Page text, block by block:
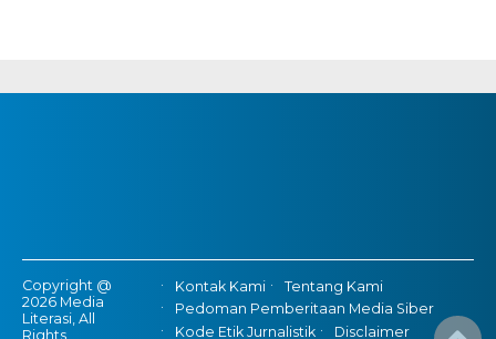
Copyright @
2026 Media
Literasi, All
Rights
Kontak Kami
Tentang Kami
Pedoman Pemberitaan Media Siber
Kode Etik Jurnalistik
Disclaimer